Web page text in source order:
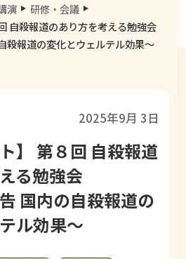
演
研修・会議
自殺報道のあり方を考える勉強会
殺報道の変化とウェルテル効果～
2025年9月 3日
】 第８回 自殺報道
る勉強会
国内の自殺報道の
ル効果～